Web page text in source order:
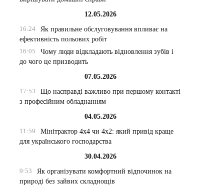
12.05.2026
16:24
Як правильне обслуговування впливає на
ефективність польових робіт
16:05
Чому люди відкладають відновлення зубів і
до чого це призводить
07.05.2026
17:53
Що насправді важливо при першому контакті
з професійним обладнанням
04.05.2026
11:59
Мінітрактор 4х4 чи 4х2: який привід краще
для українського господарства
30.04.2026
9:53
Як організувати комфортний відпочинок на
природі без зайвих складнощів